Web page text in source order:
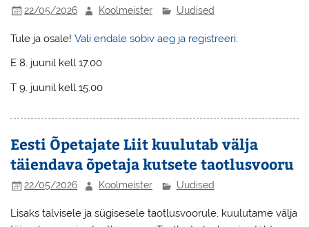
22/05/2026 Koolmeister Uudised
Tule ja osale!Vali endale sobiv aeg ja registreeri:
E 8. juunil kell 17.00
T 9. juunil kell 15.00
Eesti Õpetajate Liit kuulutab välja
täiendava õpetaja kutsete taotlusvooru
22/05/2026 Koolmeister Uudised
Lisaks talvisele ja sügisesele taotlusvoorule, kuulutame välja